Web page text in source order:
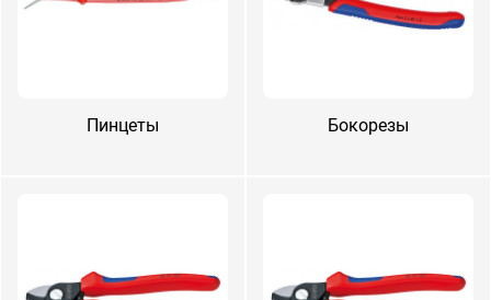
Пин­це­ты Бо­коре­зы